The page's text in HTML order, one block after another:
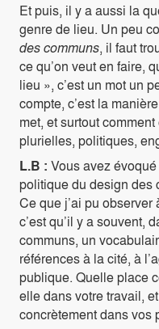
Et puis, il y a aussi la
genre de lieu. Un peu
des communs, il faut
ce qu’on veut en faire,
lieu », c’est un mot un
compte, c’est la
met, et surtout
plurielles, politiques,
L.B : Vous avez
politique du design des
Ce que j’ai pu
c’est qu’il y a souvent,
communs, un
références à la cité, à
publique. Quelle place
elle dans votre travail,
concrètement dans vos